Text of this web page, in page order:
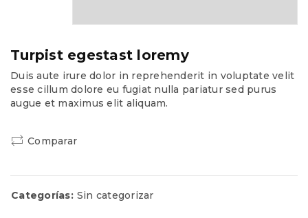
Turpist egestast loremy
Duis aute irure dolor in reprehenderit in voluptate velit
esse cillum dolore eu fugiat nulla pariatur sed purus
augue et maximus elit aliquam.
Comparar
Categorías: Sin categorizar